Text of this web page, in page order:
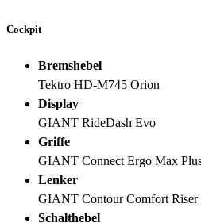
Cockpit
Bremshebel
Tektro HD-M745 Orion
Display
GIANT RideDash Evo
Griffe
GIANT Connect Ergo Max
Lenker
GIANT Contour Comfort Riser
Schalthebel